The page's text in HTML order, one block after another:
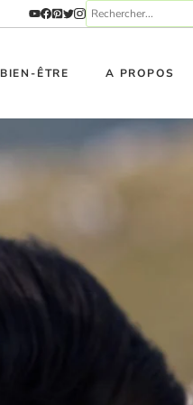
BIEN-ÊTRE A PROPOS